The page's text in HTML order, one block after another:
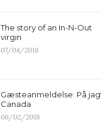
The story of an In-N-Out
virgin
07/04/2018
Gæsteanmeldelse: På
Canada
06/02/2018